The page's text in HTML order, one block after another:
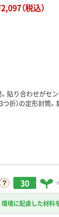
（税込）
貼り合わせがセ
つ折）の定形封筒
30
環境に配慮した材料